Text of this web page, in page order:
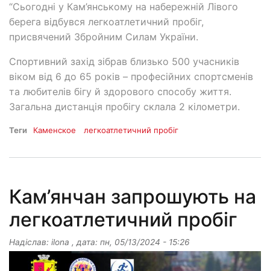
“Сьогодні у Кам’янському на набережній Лівого
берега відбувся легкоатлетичний пробіг,
присвячений Збройним Силам України.
Спортивний захід зібрав близько 500 учасників
віком від 6 до 65 років – професійних спортсменів
та любителів бігу й здорового способу життя.
Загальна дистанція пробігу склала 2 кілометри.
Теги Каменское легкоатлетичний пробіг
Кам’янчан запрошують на
легкоатлетичний пробіг
Надіслав: ilona , дата: пн, 05/13/2024 - 15:26